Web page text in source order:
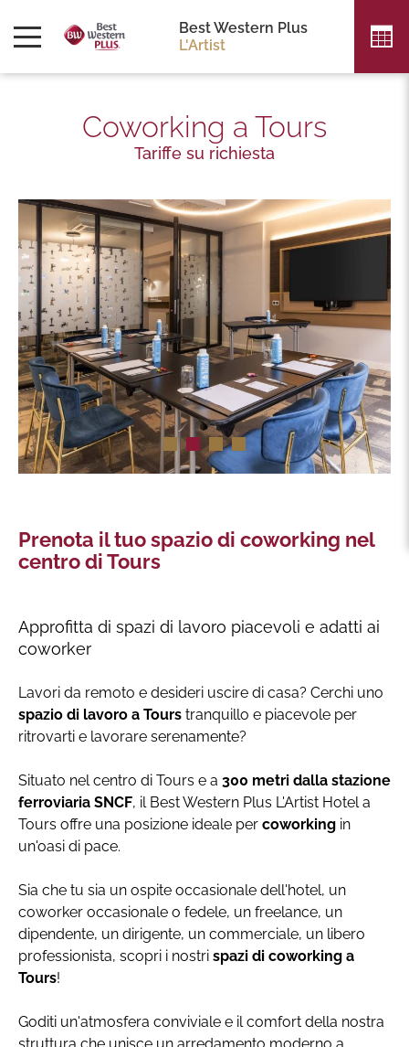
Best Western Plus
L'Artist
Coworking a Tours
Tariffe su richiesta
Prenota il tuo spazio di coworking nel
centro di Tours
Approfitta di spazi di lavoro piacevoli e adatti ai
coworker
Lavori da remoto e desideri uscire di casa? Cerchi uno
spazio di lavoro a Tours tranquillo e piacevole per
ritrovarti e lavorare serenamente?
Situato nel centro di Tours e a 300 metri dalla stazione
ferroviaria SNCF, il Best Western Plus L'Artist Hotel a
Tours offre una posizione ideale per coworking in
un'oasi di pace.
Sia che tu sia un ospite occasionale dell'hotel, un
coworker occasionale o fedele, un freelance, un
dipendente, un dirigente, un commerciale, un libero
professionista, scopri i nostri spazi di coworking a
Tours!
Goditi un'atmosfera conviviale e il comfort della nostra